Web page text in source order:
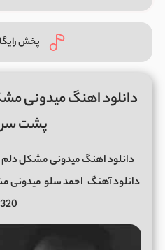
پخش
دانلود اهنگ میدونی
پشت
دانلود اهنگ میدونی مشکل
دانلود آهنگ احمد سلو میدونی
320